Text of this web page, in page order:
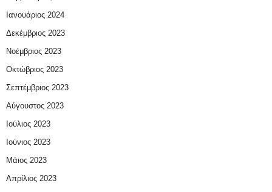
Ιανουάριος 2024
Δεκέμβριος 2023
Νοέμβριος 2023
Οκτώβριος 2023
Σεπτέμβριος 2023
Αύγουστος 2023
Ιούλιος 2023
Ιούνιος 2023
Μάιος 2023
Απρίλιος 2023